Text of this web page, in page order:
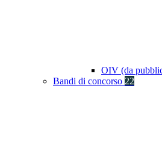
OIV (da
Bandi di concorso 22